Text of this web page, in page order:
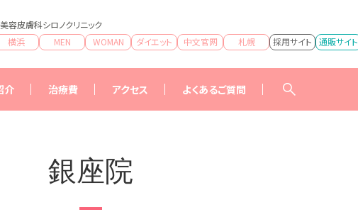
容皮膚科シロノクリニック
横浜 MEN WOMAN ダイエット 中文官网 札幌 採用サイト 通販サイト
介 治療費 アクセス よくあるご質問
銀座院